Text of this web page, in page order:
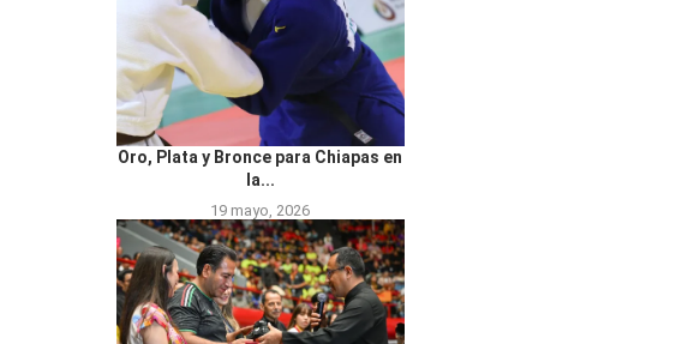
Oro, Plata y Bronce para Chiapas en
la...
19 mayo, 2026